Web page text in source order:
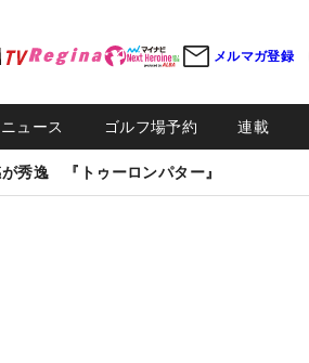
メルマガ登録
ュース ゴルフ場予約 連載
秀逸 『トゥーロンパター』